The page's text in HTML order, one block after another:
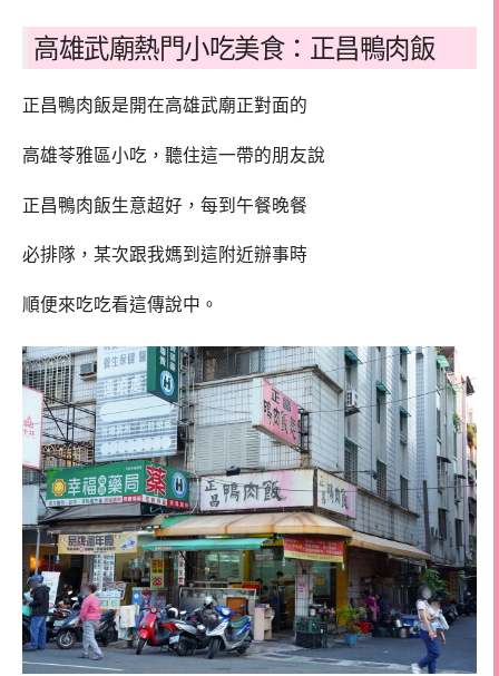
高雄武廟熱門小吃美食：正昌鴨肉飯
正昌鴨肉飯是開在高雄武廟正對面的
高雄苓雅區小吃，聽住這一帶的朋友說
正昌鴨肉飯生意超好，每到午餐晚餐
必排隊，某次跟我媽到這附近辦事時
順便來吃吃看這傳說中。